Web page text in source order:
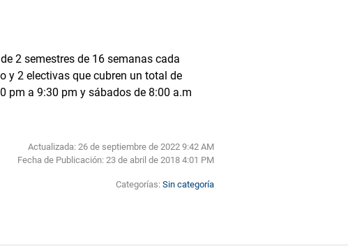
2 semestres de 16 semanas cada
y 2 electivas que cubren un total de
pm a 9:30 pm y sábados de 8:00 a.m
Actualizada: 26 de septiembre de 2022 9:42 AM
Fecha de Publicación: 23 de abril de 2018 4:01 PM
Categorías: Sin categoría